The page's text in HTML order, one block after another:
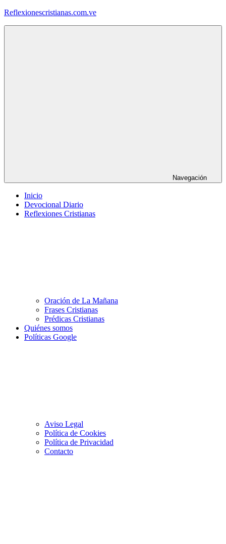
Saltar
Reflexionescristianas.com.ve
Navegación
Inicio
Devocional Diario
Reflexiones Cristianas
Oración de La Mañana
Frases Cristianas
Prédicas Cristianas
Quiénes somos
Políticas Google
Aviso Legal
Política de Cookies
Política de Privacidad
Contacto